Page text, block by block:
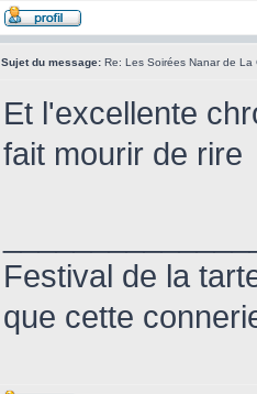
Sujet du message: Re: Les Soirées Nanar de La
Et l'excellente
fait mourir de rire
Festival de la
que cette